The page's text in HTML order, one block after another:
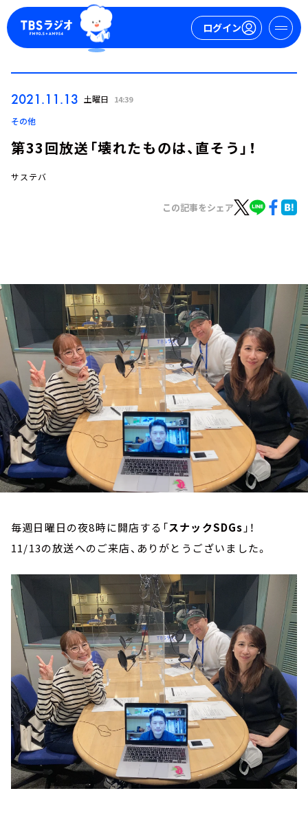
ログイン
トピックス
TBS Podcast
お知らせ
イベント・グッズ
YouTube
会社情報
2021.11.13 土曜日 14:39
その他
第33回放送「壊れたものは、直そう」！
サステバ
この記事をシェア
毎週日曜日の夜8時に開店する「スナックSDGs 」！
11/13の放送へのご来店、ありがとうございました。